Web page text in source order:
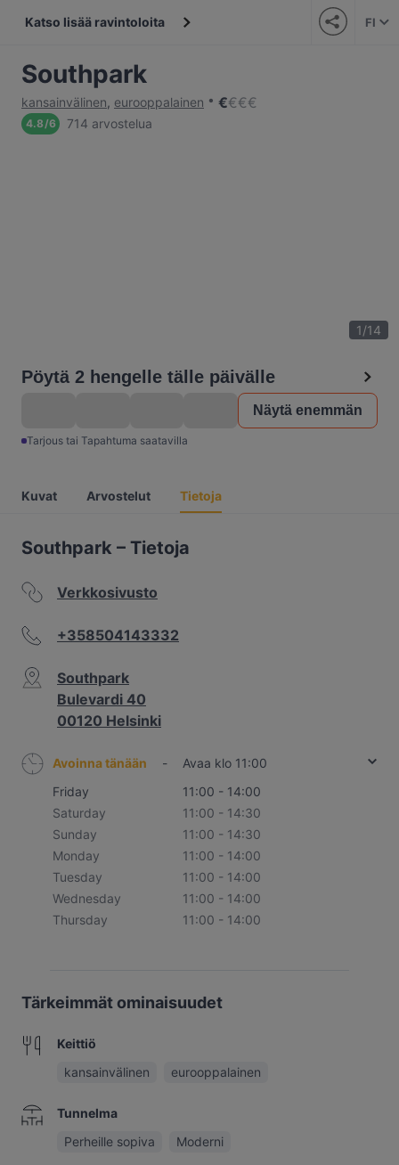
Katso lisää ravintoloita FI
Southpark
kansainvälinen, eurooppalainen €€€€
4.8/6 714 arvostelua
1/14
Pöytä 2 hengelle tälle päivälle
Näytä enemmän
Tarjous tai Tapahtuma saatavilla
Kuvat Arvostelut Tietoja
Southpark – Tietoja
Verkkosivusto
+358504143332
Southpark
Bulevardi 40
00120 Helsinki
Avoinna tänään -
Avaa klo 11:00
Friday
11:00 - 14:00
Saturday
11:00 - 14:30
Sunday
11:00 - 14:30
Monday
11:00 - 14:00
Tuesday
11:00 - 14:00
Wednesday
11:00 - 14:00
Thursday
11:00 - 14:00
Tärkeimmät ominaisuudet
Keittiö
kansainvälinen
eurooppalainen
Tunnelma
Perheille sopiva
Moderni